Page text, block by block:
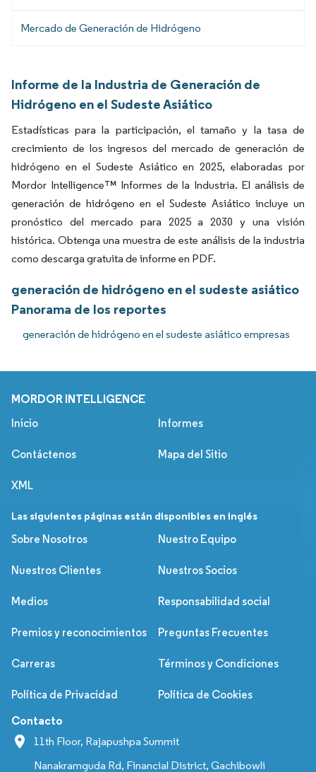
Mercado de Generación de Hidrógeno
Informe de la Industria de Generación de
Hidrógeno en el Sudeste Asiático
Estadísticas para la participación, el tamaño y la tasa de
crecimiento de los ingresos del mercado de generación de
hidrógeno en el Sudeste Asiático en 2025, elaboradas por
Mordor Intelligence™ Informes de la Industria. El análisis de
generación de hidrógeno en el Sudeste Asiático incluye un
pronóstico del mercado para 2025 a 2030 y una visión
histórica. Obtenga una muestra de este análisis de la industria
como descarga gratuita de informe en PDF.
generación de hidrógeno en el sudeste asiático
Panorama de los reportes
generación de hidrógeno en el sudeste asiático empresas
MORDOR INTELLIGENCE
Inicio Informes
Contáctenos Mapa del Sitio
XML
Las siguientes páginas están disponibles en inglés
Sobre Nosotros
Nuestro Equipo
Nuestros Clientes Nuestros Socios
Medios Responsabilidad social
Premios y reconocimientos Preguntas Frecuentes
Carreras Términos y Condiciones
Política de Privacidad Política de Cookies
Contacto
11th Floor, Rajapushpa Summit
Nanakramguda Rd, Financial District, Gachibowli